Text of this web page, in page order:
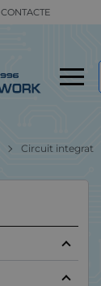
CONTACTE
Circuit integrat